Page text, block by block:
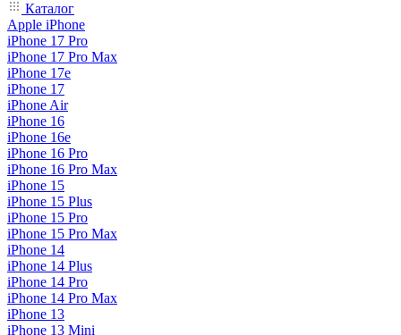
Каталог
Apple iPhone
iPhone 17 Pro
iPhone 17 Pro Max
iPhone 17e
iPhone 17
iPhone Air
iPhone 16
iPhone 16e
iPhone 16 Pro
iPhone 16 Pro Max
iPhone 15
iPhone 15 Plus
iPhone 15 Pro
iPhone 15 Pro Max
iPhone 14
iPhone 14 Plus
iPhone 14 Pro
iPhone 14 Pro Max
iPhone 13
iPhone 13 Mini